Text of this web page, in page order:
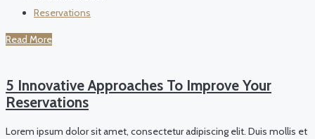
Reservations
Read More
5 Innovative Approaches To Improve Your
Reservations
Lorem ipsum dolor sit amet, consectetur adipiscing elit. Duis mollis et